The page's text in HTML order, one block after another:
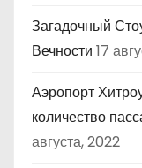
Загадочный
Вечности 17
Аэропорт
количество
августа, 2022